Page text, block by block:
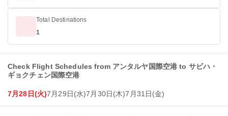
Total Destinations
1
Check Flight Schedules from アンタルヤ国際空港 to サビハ・
ギョクチェン国際空港
7月28日(火)7月29日(水)7月30日(木)7月31日(金)